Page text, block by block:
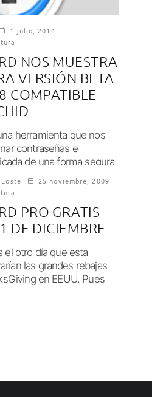
1 julio, 2014
NOS MUESTRA
VERSIÓN BETA
COMPATIBLE
herramienta que nos
contraseñas e
de una forma segura
25 noviembre, 2009
PRO GRATIS
DE DICIEMBRE
el otro día que esta
las grandes rebajas
en EEUU. Pues